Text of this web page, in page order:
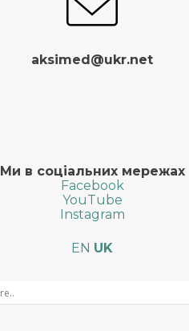
aksimed@ukr.net
Ми в соціальних мережах
Facebook
YouTube
Instagram
EN UK